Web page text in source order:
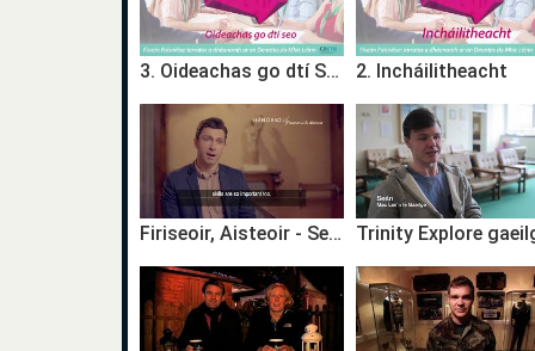
3. Oideachas go dtí Seo 2. Incháilitheacht
Firiseoir, Aisteoir - Seán Ó Baoil Trinity Explore